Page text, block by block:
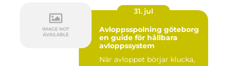
31. jul
Avloppsspolning göteborg
en guide för hållbara
avloppssystem
När avloppet börjar klucka,